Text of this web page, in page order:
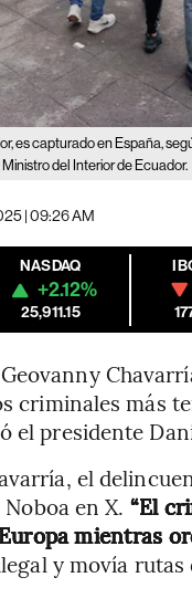
es capturado en España,
del Interior de Ecuador.
| 09:26 AM
NASDAQ
+2.12%
25,911.15
criminales más
el presidente
el
en X. “El
mientras
y movía